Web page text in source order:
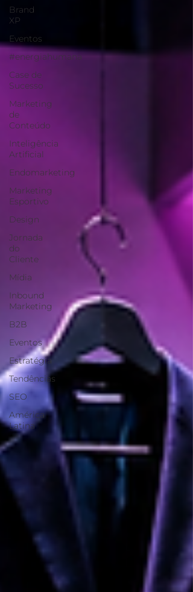
Brand
XP
Eventos
#energiahumana
Case de
Sucesso
Marketing
de
Conteúdo
Inteligência
Artificial
Endomarketing
Marketing
Esportivo
Design
Jornada
do
Cliente
Mídia
Inbound
Marketing
B2B
Eventos
Estratégia
Tendências
SEO
América
Latina